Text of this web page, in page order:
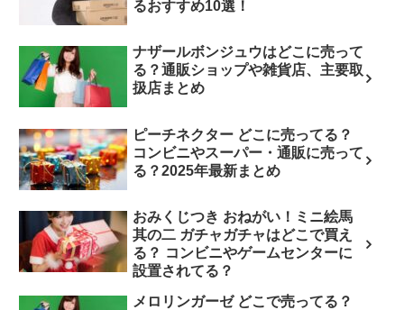
るおすすめ10選！
ナザールボンジュウはどこに売って
る？通販ショップや雑貨店、主要取
扱店まとめ
ピーチネクター どこに売ってる？
コンビニやスーパー・通販に売って
る？2025年最新まとめ
おみくじつき おねがい！ミニ絵馬
其の二 ガチャガチャはどこで買え
る？ コンビニやゲームセンターに
設置されてる？
メロリンガーゼ どこで売ってる？